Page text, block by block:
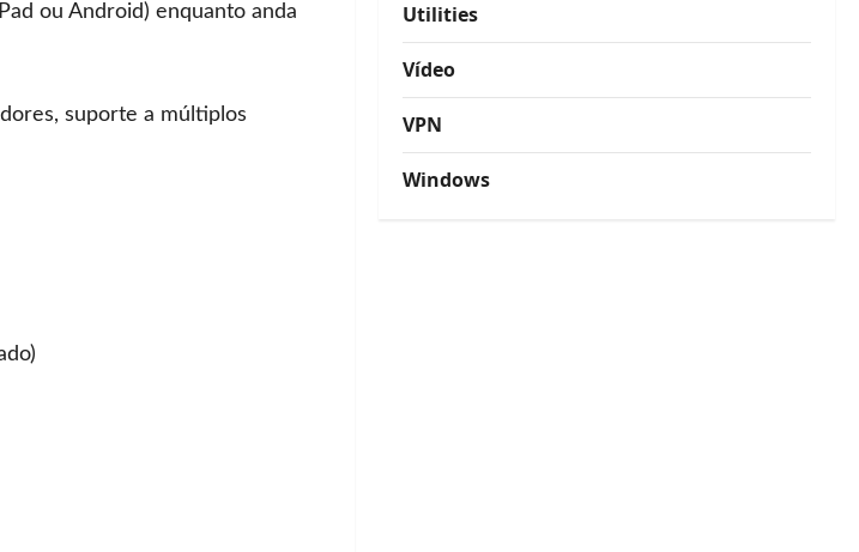
ou Android) enquanto anda
suporte a múltiplos
Utilities
Vídeo
VPN
Windows